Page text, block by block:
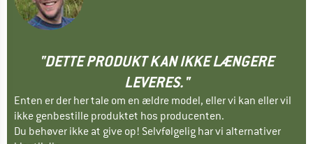
"DETTE PRODUKT KAN IKKE LÆNGERE
LEVERES."
Enten er der her tale om en ældre model, eller vi kan eller vil
ikke genbestille produktet hos producenten.
Du behøver ikke at give op! Selvfølgelig har vi alternativer